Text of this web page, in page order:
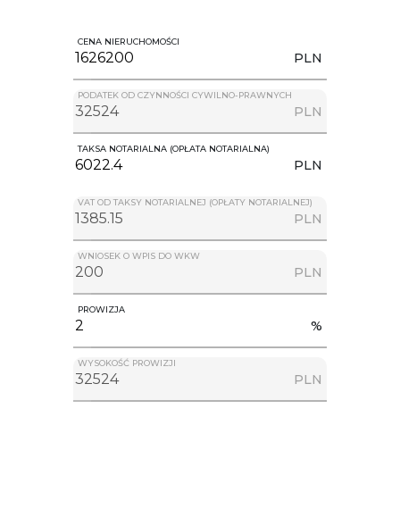
CENA NIERUCHOMOŚCI
PLN
PODATEK OD CZYNNOŚCI CYWILNO-PRAWNYCH
PLN
TAKSA NOTARIALNA (OPŁATA NOTARIALNA)
PLN
VAT OD TAKSY NOTARIALNEJ (OPŁATY NOTARIALNEJ)
PLN
WNIOSEK O WPIS DO WKW
PLN
PROWIZJA
%
WYSOKOŚĆ PROWIZJI
PLN